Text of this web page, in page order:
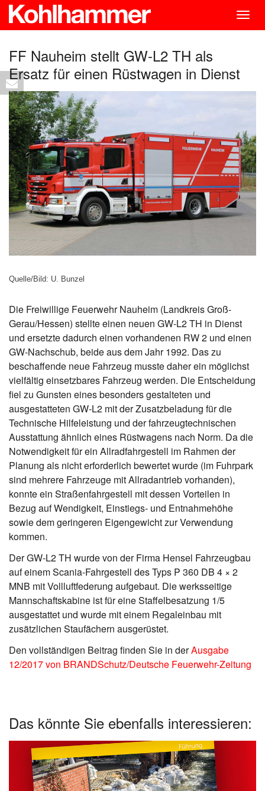
FF Nauheim stellt GW-L2 TH als
Ersatz für einen Rüstwagen in Dienst
Quelle/Bild: U. Bunzel
Die Freiwillige Feuerwehr Nauheim (Landkreis Groß-
Gerau/Hessen) stellte einen neuen GW-L2 TH in Dienst
und ersetzte dadurch einen vorhandenen RW 2 und einen
GW-Nachschub, beide aus dem Jahr 1992. Das zu
beschaffende neue Fahrzeug musste daher ein möglichst
vielfältig einsetzbares Fahrzeug werden. Die Entscheidung
fiel zu Gunsten eines besonders gestalteten und
ausgestatteten GW-L2 mit der Zusatzbeladung für die
Technische Hilfeleistung und der fahrzeugtechnischen
Ausstattung ähnlich eines Rüstwagens nach Norm. Da die
Notwendigkeit für ein Allradfahrgestell im Rahmen der
Planung als nicht erforderlich bewertet wurde (im Fuhrpark
sind mehrere Fahrzeuge mit Allradantrieb vorhanden),
konnte ein Straßenfahrgestell mit dessen Vorteilen in
Bezug auf Wendigkeit, Einstiegs- und Entnahmehöhe
sowie dem geringeren Eigengewicht zur Verwendung
kommen.
Der GW-L2 TH wurde von der Firma Hensel Fahrzeugbau
auf einem Scania-Fahrgestell des Typs P 360 DB 4 × 2
MNB mit Vollluftfederung aufgebaut. Die werksseitige
Mannschaftskabine ist für eine Staffelbesatzung 1/5
ausgestattet und wurde mit einem Regaleinbau mit
zusätzlichen Staufächern ausgerüstet.
Den vollständigen Beitrag finden Sie in derAusgabe
12/2017 von BRANDSchutz/Deutsche Feuerwehr-Zeitung
Das könnte Sie ebenfalls interessieren: